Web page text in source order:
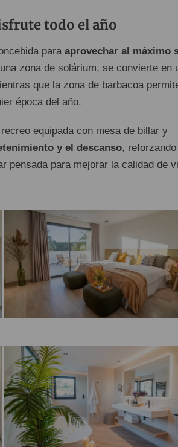
todo el año
para aprovechar al máximo
zona de solárium, se convierte en
que la zona de barbacoa
época del año.
equipada con mesa de billar y
y el descanso,
pensada para mejorar la calidad de